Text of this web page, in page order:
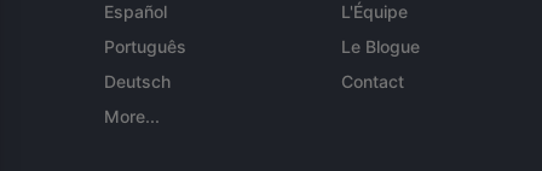
Español
Português
Deutsch
More...
L'Équipe
Le Blogue
Contact